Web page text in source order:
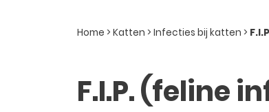
Home > Katten > Infecties bij katten >
F.I.P. (feline